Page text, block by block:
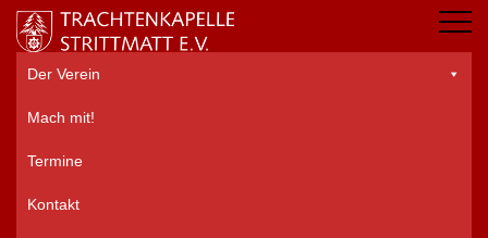
Der Verein
Mach mit!
Termine
Kontakt